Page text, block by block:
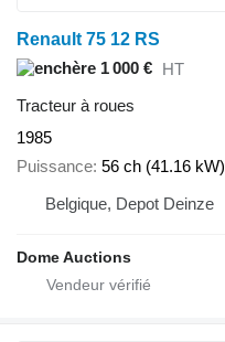
Renault 75 12 RS
1 000 € HT
Tracteur à roues
1985
Puissance 56 ch (41.16 kW)
Belgique, Depot Deinze
Dome Auctions